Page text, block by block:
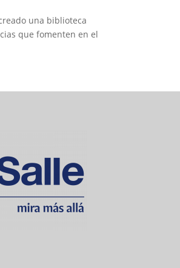
una biblioteca
que fomenten en el